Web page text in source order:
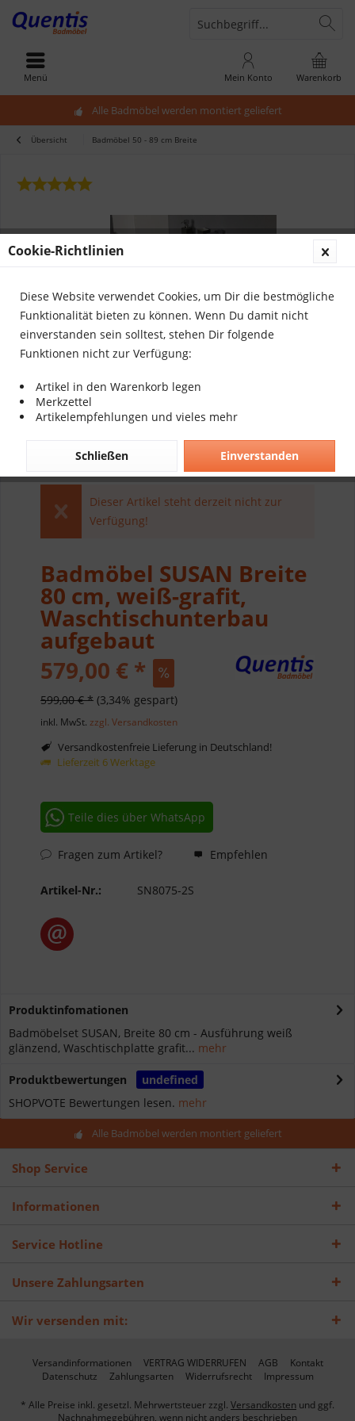
Alle Badmöbel werden montiert geliefert
Warenkorb
Mein Konto
Menü
Übersicht Badmöbel 50 - 89 cm Breite
Dieser Artikel steht derzeit nicht zur
Verfügung!
Badmöbel SUSAN Breite
80 cm, weiß-grafit,
Waschtischunterbau
aufgebaut
579,00 € *
599,00 € * (3,34% gespart)
inkl. MwSt. zzgl. Versandkosten
Versandkostenfreie Lieferung in Deutschland!
Lieferzeit 6 Werktage
Teile dies über WhatsApp
Fragen zum Artikel? Empfehlen
Artikel-Nr.: SN8075-2S
Produktinfomationen
Badmöbelset SUSAN, Breite 80 cm - Ausführung weiß
glänzend, Waschtischplatte grafit... mehr
Produktbewertungen
undefined
SHOPVOTE Bewertungen lesen. mehr
Alle Badmöbel werden montiert geliefert
Shop Service
Informationen
Service Hotline
Unsere Zahlungsarten
Wir versenden mit:
Versandinformationen VERTRAG WIDERRUFEN AGB
Kontakt
Datenschutz
Zahlungsarten Widerrufsrecht Impressum
* Alle Preise inkl. gesetzl. Mehrwertsteuer zzgl. Versandkosten und ggf.
Nachnahmegebühren, wenn nicht anders beschrieben
Cookie-Richtlinien
Diese Website verwendet Cookies, um Dir die bestmögliche
Funktionalität bieten zu können. Wenn Du damit nicht
einverstanden sein solltest, stehen Dir folgende
Funktionen nicht zur Verfügung:
Artikel in den Warenkorb legen
Merkzettel
Artikelempfehlungen und vieles mehr
Einverstanden
Schließen